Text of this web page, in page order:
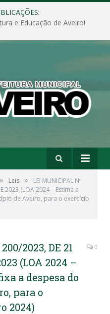
e Educação de Aveiro!
» Leis »
LEI MUNICIPAL Nº
2023 (LOA 2024 – Estima a
de Aveiro, para o exercício
2023, DE 21
(LOA 2024 –
a despesa do
para o
2024)
0